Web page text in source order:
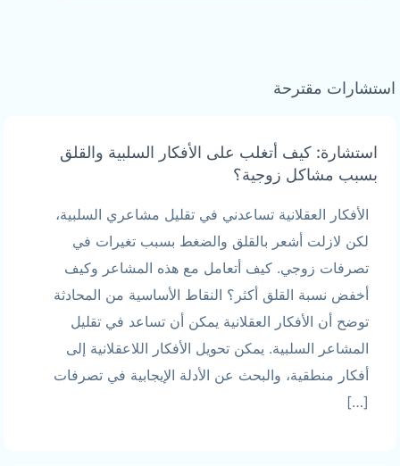
استشارات مقترحة
استشارة: كيف أتغلب على الأفكار السلبية والقلق
بسبب مشاكل زوجية؟
الأفكار العقلانية تساعدني في تقليل مشاعري السلبية،
لكن لازلت أشعر بالقلق والضغط بسبب تغيرات في
تصرفات زوجي. كيف أتعامل مع هذه المشاعر وكيف
أخفض نسبة القلق أكثر؟ النقاط الأساسية من المحادثة
توضح أن الأفكار العقلانية يمكن أن تساعد في تقليل
المشاعر السلبية. يمكن تحويل الأفكار اللاعقلانية إلى
أفكار منطقية، والبحث عن الأدلة الإيجابية في تصرفات
[…]